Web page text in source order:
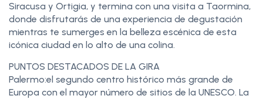
Siracusa y Ortigia, y termina con una visita a Taormina,
donde disfrutarás de una experiencia de degustación
mientras te sumerges en la belleza escénica de esta
icónica ciudad en lo alto de una colina.
PUNTOS DESTACADOS DE LA GIRA
Palermo:el segundo centro histórico más grande de
Europa con el mayor número de sitios de la UNESCO. La